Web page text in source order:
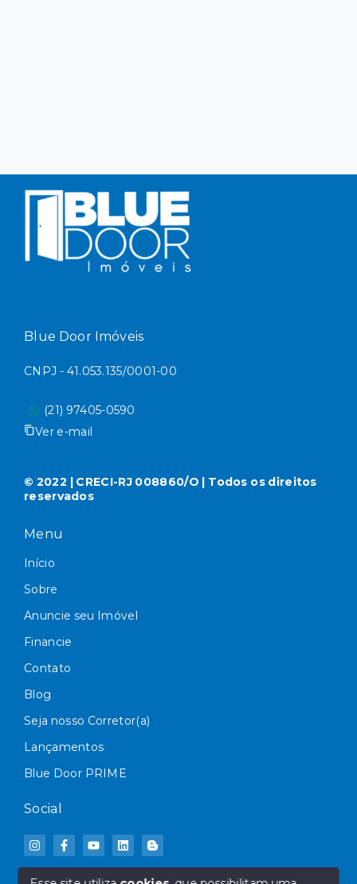
Blue Door Imóveis
CNPJ - 41.053.135/0001-00
(21) 97405-0590
Ver e-mail
© 2022 | CRECI-RJ 008860/O | Todos os direitos
reservados
Menu
Início
Sobre
Anuncie seu Imóvel
Financie
Contato
Blog
Seja nosso Corretor(a)
Lançamentos
Blue Door PRIME
Social